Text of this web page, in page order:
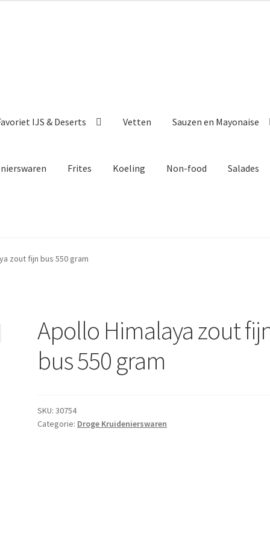
IJS & Deserts Vetten Sauzen en Mayonaise
Frites Koeling Non-food Salades
zout fijn bus 550 gram
Apollo Himalaya zout
bus 550 gram
SKU:30754
Categorie: Droge Kruidenierswaren